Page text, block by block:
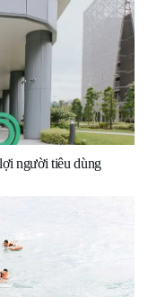
người tiêu dùng